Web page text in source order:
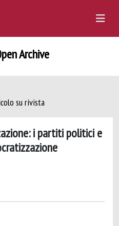
Archive
su rivista
i partiti politici e